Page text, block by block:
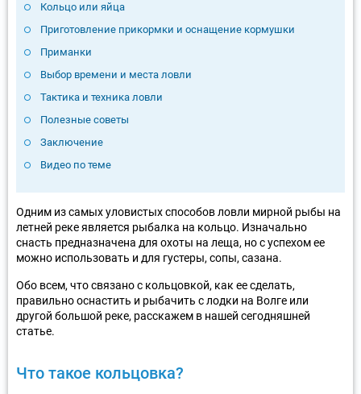
Кольцо или яйца
Приготовление прикормки и оснащение кормушки
Приманки
Выбор времени и места ловли
Тактика и техника ловли
Полезные советы
Заключение
Видео по теме
Одним из самых уловистых способов ловли мирной рыбы на
летней реке является рыбалка на кольцо. Изначально
снасть предназначена для охоты на леща, но с успехом ее
можно использовать и для густеры, сопы, сазана.
Обо всем, что связано с кольцовкой, как ее сделать,
правильно оснастить и рыбачить с лодки на Волге или
другой большой реке, расскажем в нашей сегодняшней
статье.
Что такое кольцовка?